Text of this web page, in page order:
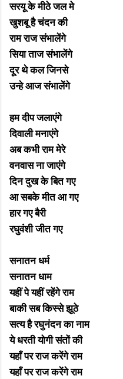
सरयू के मीठे जल मे
खुशबू है चंदन की
राम राज संभालेंगे
सिया ताज संभालेंगे
दूर थे कल जिनसे
उन्हे आज संभालेंगे
हम दीप जलाएंगे
दिवाली मनाएंगे
अब कभी राम मेरे
वनवास ना जाएंगे
दिन दुख के बित गए
आ सबके मीत आ गए
हार गए बैरी
रघुवंशी जीत गए
सनातन धर्म
सनातन धाम
यहीं पे यहीं रहेंगे राम
बाकी सब किस्से झूठे
सत्य है रघुनंदन का नाम
ये धरती योगी संतों की
यहाँ पर राज करेंगे राम
यहाँ पर राज करेंगे राम